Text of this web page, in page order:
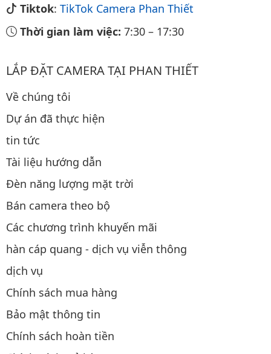
Tiktok: TikTok Camera Phan Thiết
Thời gian làm việc: 7:30 – 17:30
LẮP ĐẶT CAMERA TẠI PHAN THIẾT
Về chúng tôi
Dự án đã thực hiện
tin tức
Tài liệu hướng dẫn
Đèn năng lượng mặt trời
Bán camera theo bộ
Các chương trình khuyến mãi
hàn cáp quang - dịch vụ viễn thông
dịch vụ
Chính sách mua hàng
Bảo mật thông tin
Chính sách hoàn tiền